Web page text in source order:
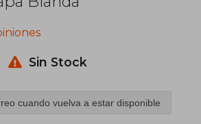
Sin Stock
cuando vuelva a estar disponible